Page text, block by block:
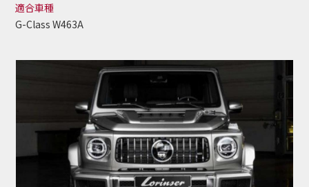
適合車種
G-Class W463A